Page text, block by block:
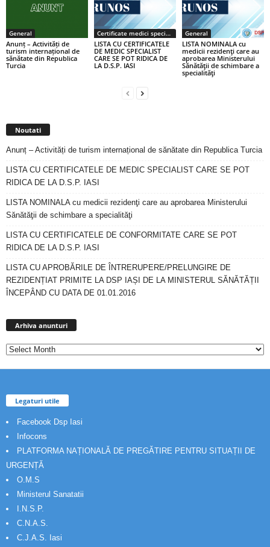
General
Anunț – Activități de
turism internațional de
sănătate din Republica
Turcia
Certificate medici specialiști / primari
LISTA CU CERTIFICATELE
DE MEDIC SPECIALIST
CARE SE POT RIDICA DE
LA D.S.P. IASI
General
LISTA NOMINALA cu
medicii rezidenţi care au
aprobarea Ministerului
Sănătăţii de schimbare a
specialităţi
Noutati
Anunț – Activități de turism internațional de sănătate din Republica Turcia
LISTA CU CERTIFICATELE DE MEDIC SPECIALIST CARE SE POT
RIDICA DE LA D.S.P. IASI
LISTA NOMINALA cu medicii rezidenţi care au aprobarea Ministerului
Sănătăţii de schimbare a specialităţi
LISTA CU CERTIFICATELE DE CONFORMITATE CARE SE POT
RIDICA DE LA D.S.P. IASI
LISTA CU APROBĂRILE DE ÎNTRERUPERE/PRELUNGIRE DE
REZIDENȚIAT PRIMITE LA DSP IAȘI DE LA MINISTERUL SĂNĂTĂȚII
ÎNCEPÂND CU DATA DE 01.01.2016
Arhiva anunturi
Legaturi utile
Facebook Dsp Iasi
Infocons
PLATFORMA NAȚIONALĂ DE PREGĂTIRE PENTRU SITUAȚII DE
URGENȚĂ
O.M.S
Ministerul Sanatatii
I.N.S.P.
C.N.A.S.
C.J.A.S. Iasi